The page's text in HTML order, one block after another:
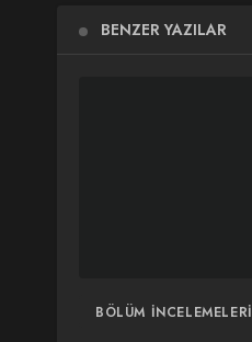
BENZER YAZILAR
BÖLÜM İNCELEMELERI